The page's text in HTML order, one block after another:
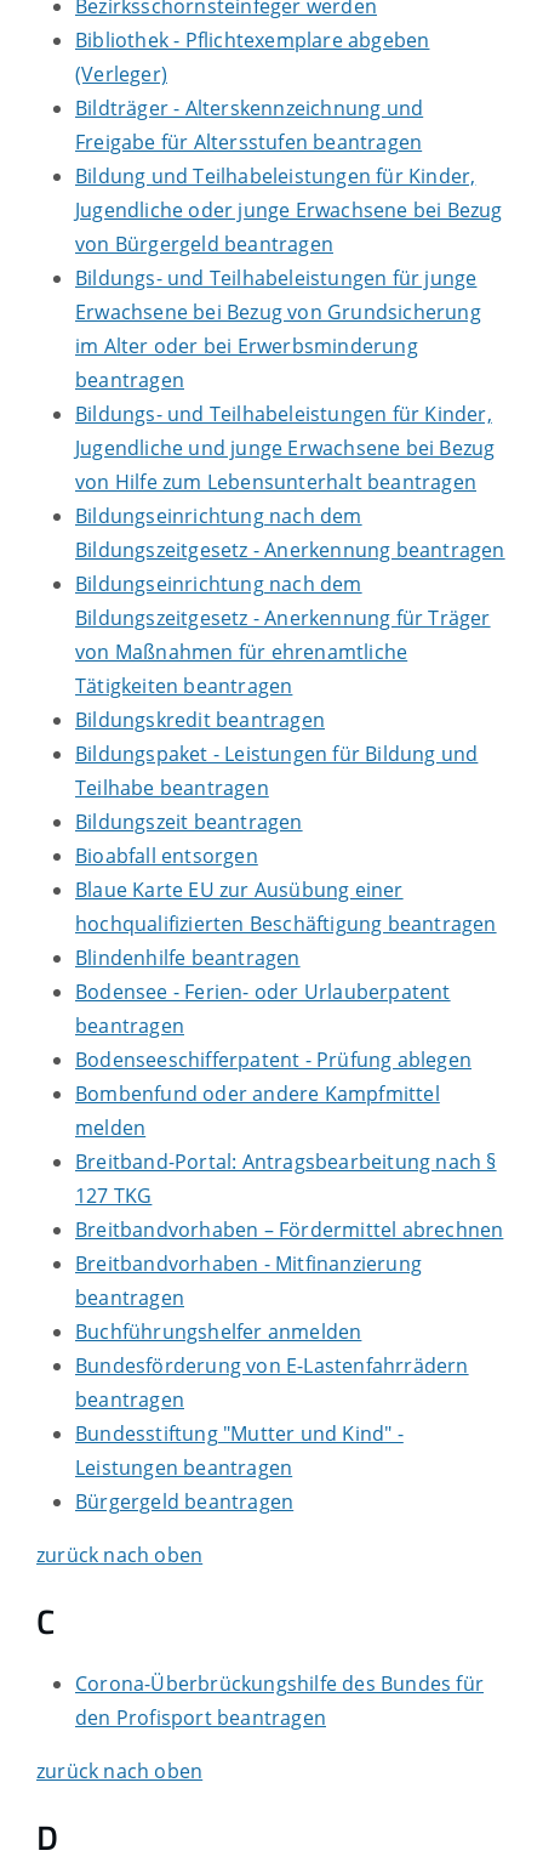
Bezirksschornsteinfeger werden
Bibliothek - Pflichtexemplare abgeben
(Verleger)
Bildträger - Alterskennzeichnung und
Freigabe für Altersstufen beantragen
Bildung und Teilhabeleistungen für Kinder,
Jugendliche oder junge Erwachsene bei Bezug
von Bürgergeld beantragen
Bildungs- und Teilhabeleistungen für junge
Erwachsene bei Bezug von Grundsicherung
im Alter oder bei Erwerbsminderung
beantragen
Bildungs- und Teilhabeleistungen für Kinder,
Jugendliche und junge Erwachsene bei Bezug
von Hilfe zum Lebensunterhalt beantragen
Bildungseinrichtung nach dem
Bildungszeitgesetz - Anerkennung beantragen
Bildungseinrichtung nach dem
Bildungszeitgesetz - Anerkennung für Träger
von Maßnahmen für ehrenamtliche
Tätigkeiten beantragen
Bildungskredit beantragen
Bildungspaket - Leistungen für Bildung und
Teilhabe beantragen
Bildungszeit beantragen
Bioabfall entsorgen
Blaue Karte EU zur Ausübung einer
hochqualifizierten Beschäftigung beantragen
Blindenhilfe beantragen
Bodensee - Ferien- oder Urlauberpatent
beantragen
Bodenseeschifferpatent - Prüfung ablegen
Bombenfund oder andere Kampfmittel
melden
Breitband-Portal: Antragsbearbeitung nach §
127 TKG
Breitbandvorhaben – Fördermittel abrechnen
Breitbandvorhaben - Mitfinanzierung
beantragen
Buchführungshelfer anmelden
Bundesförderung von E-Lastenfahrrädern
beantragen
Bundesstiftung "Mutter und Kind" -
Leistungen beantragen
Bürgergeld beantragen
zurück nach oben
C
Corona-Überbrückungshilfe des Bundes für
den Profisport beantragen
zurück nach oben
D